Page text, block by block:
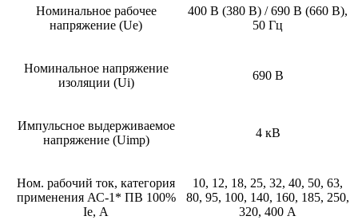
Номинальное рабочее
напряжение (Ue)
400 В (380 В) / 690 В (660 В),
50 Гц
Номинальное напряжение
изоляции (Ui)
690 В
Импульсное выдерживаемое
напряжение (Uimp)
4 кВ
Ном. рабочий ток, категория
применения АС-1* ПВ 100%
Ie, А
10, 12, 18, 25, 32, 40, 50, 63,
80, 95, 100, 140, 160, 185, 250,
320, 400 А